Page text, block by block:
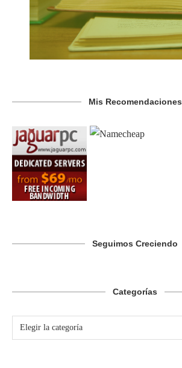
Mis Recomendaciones
Seguimos Creciendo
Categorías